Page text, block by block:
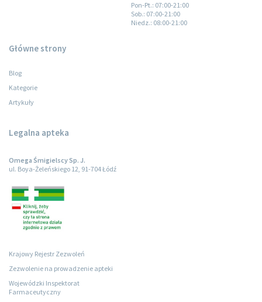
Pon-Pt.: 07:00-21:00
Sob.: 07:00-21:00
Niedz.: 08:00-21:00
Główne strony
Blog
Kategorie
Artykuły
Legalna apteka
Omega Śmigielscy Sp. J.
ul. Boya-Żeleńskiego 12, 91-704 Łódź
Krajowy Rejestr Zezwoleń
Zezwolenie na prowadzenie apteki
Wojewódzki Inspektorat
Farmaceutyczny